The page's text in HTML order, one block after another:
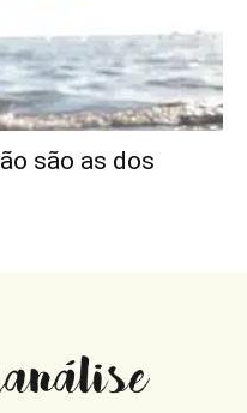
são as dos